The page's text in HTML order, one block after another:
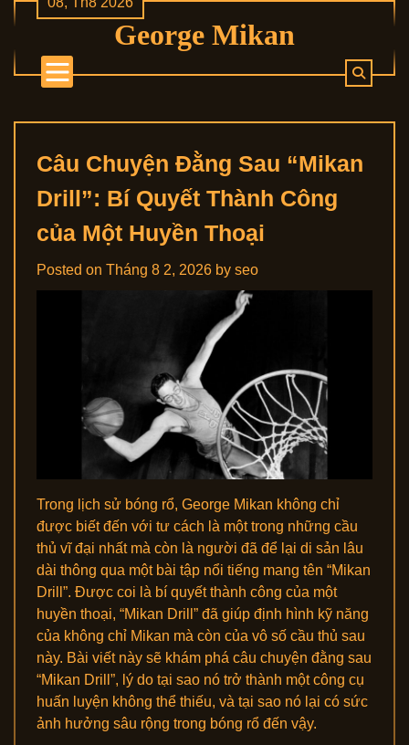
Skip
content
George Mikan
Câu Chuyện Đằng Sau “Mikan
Drill”: Bí Quyết Thành Công
của Một Huyền Thoại
Posted on Tháng 8 2, 2026 by seo
Trong lịch sử bóng rổ, George Mikan không chỉ
được biết đến với tư cách là một trong những cầu
thủ vĩ đại nhất mà còn là người đã để lại di sản lâu
dài thông qua một bài tập nổi tiếng mang tên “Mikan
Drill”. Được coi là bí quyết thành công của một
huyền thoại, “Mikan Drill” đã giúp định hình kỹ năng
của không chỉ Mikan mà còn của vô số cầu thủ sau
này. Bài viết này sẽ khám phá câu chuyện đằng sau
“Mikan Drill”, lý do tại sao nó trở thành một công cụ
huấn luyện không thể thiếu, và tại sao nó lại có sức
ảnh hưởng sâu rộng trong bóng rổ đến vậy.